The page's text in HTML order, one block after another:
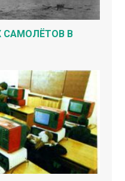
САМОЛЁТОВ В